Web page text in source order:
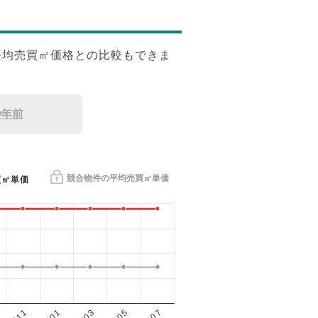
売買㎡価格との比較もできま
前
競合物件の平均売買㎡単価
単価